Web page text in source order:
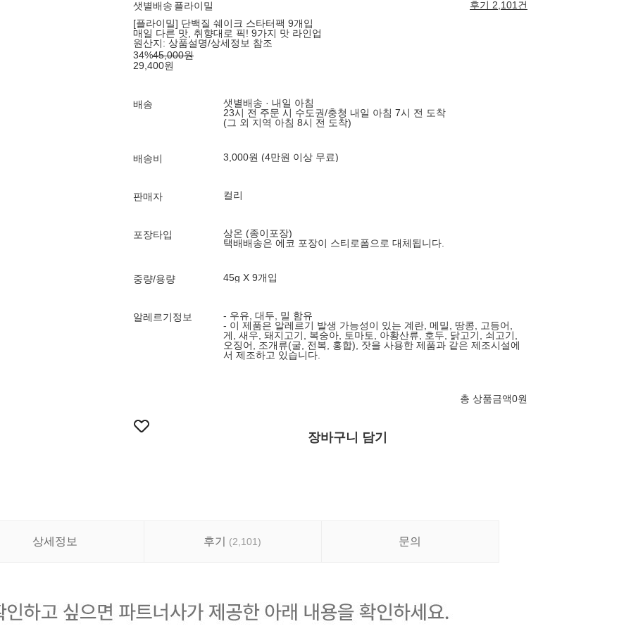
샛별배송 플라이밀
후기 2,101건
[플라이밀] 단백질 쉐이크 스타터팩 9개입
매일 다른 맛, 취향대로 픽! 9가지 맛 라인업
원산지: 상품설명/상세정보 참조
34%45,000원
29,400원
배송
샛별배송 · 내일 아침
23시 전 주문 시 수도권/충청 내일 아침 7시 전 도착
(그 외 지역 아침 8시 전 도착)
배송비 3,000원 (4만원 이상 무료)
판매자 컬리
포장타입
상온 (종이포장)
택배배송은 에코 포장이 스티로폼으로 대체됩니다.
중량/용량 45g X 9개입
알레르기정보
- 우유, 대두, 밀 함유
- 이 제품은 알레르기 발생 가능성이 있는 계란, 메밀, 땅콩, 고등어,
게, 새우, 돼지고기, 복숭아, 토마토, 아황산류, 호두, 닭고기, 쇠고기,
오징어, 조개류(굴, 전복, 홍합), 잣을 사용한 제품과 같은 제조시설에
서 제조하고 있습니다.
총 상품금액0원
장바구니 담기
상세정보 후기 (2,101) 문의